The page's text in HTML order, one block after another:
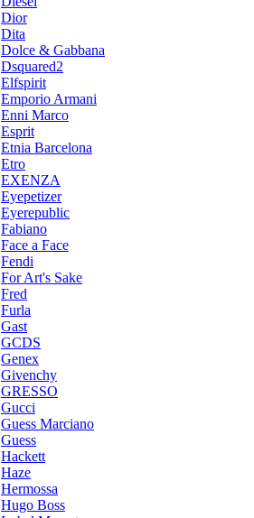
Dior
Dita
Dolce & Gabbana
Dsquared2
Elfspirit
Emporio Armani
Enni Marco
Esprit
Etnia Barcelona
Etro
EXENZA
Eyepetizer
Eyerepublic
Fabiano
Face a Face
Fendi
For Art's Sake
Fred
Furla
Gast
GCDS
Genex
Givenchy
GRESSO
Gucci
Guess Marciano
Guess
Hackett
Haze
Hermossa
Hugo Boss